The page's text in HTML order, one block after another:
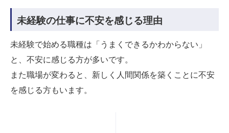
未経験の仕事に不安を感じる理由
未経験で始める職種は「うまくできるかわからない」
と、不安に感じる方が多いです。
また職場が変わると、新しく人間関係を築くことに不安
を感じる方もいます。